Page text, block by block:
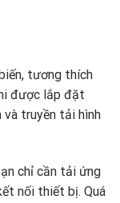
tương thích
được lắp đặt
truyền tải hình
chỉ cần tải ứng
nối thiết bị. Quá